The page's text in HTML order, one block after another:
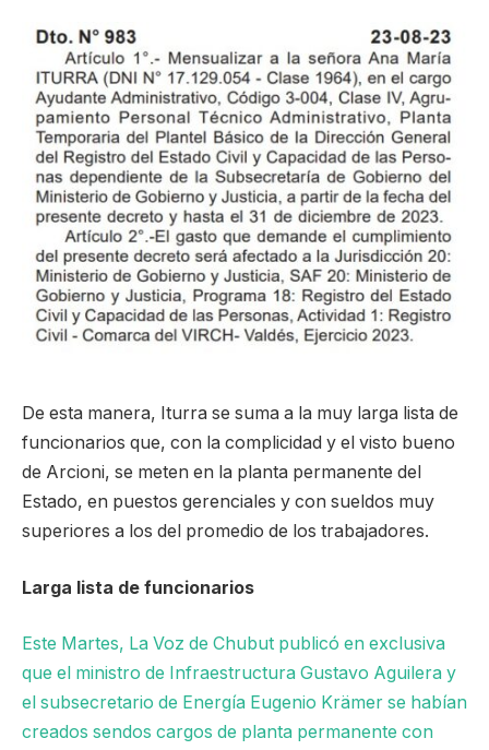
De esta manera, Iturra se suma a la muy larga lista de
funcionarios que, con la complicidad y el visto bueno
de Arcioni, se meten en la planta permanente del
Estado, en puestos gerenciales y con sueldos muy
superiores a los del promedio de los trabajadores.
Larga lista de funcionarios
Este Martes, La Voz de Chubut publicó en exclusiva
que el ministro de Infraestructura Gustavo Aguilera y
el subsecretario de Energía Eugenio Krämer se habían
creados sendos cargos de planta permanente con